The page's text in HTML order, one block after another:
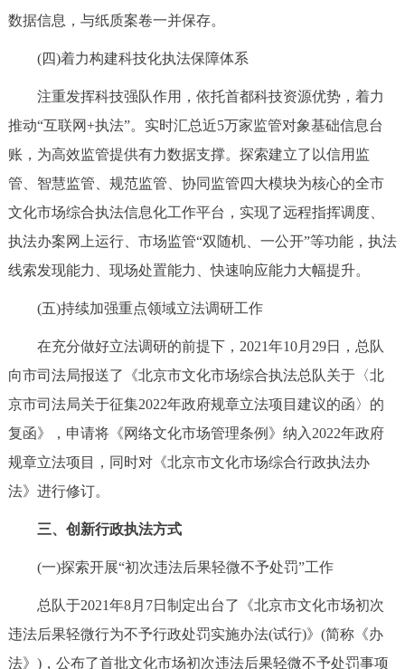
数据信息，与纸质案卷一并保存。
(四)着力构建科技化执法保障体系
注重发挥科技强队作用，依托首都科技资源优势，着力
推动“互联网+执法”。实时汇总近5万家监管对象基础信息台
账，为高效监管提供有力数据支撑。探索建立了以信用监
管、智慧监管、规范监管、协同监管四大模块为核心的全市
文化市场综合执法信息化工作平台，实现了远程指挥调度、
执法办案网上运行、市场监管“双随机、一公开”等功能，执法
线索发现能力、现场处置能力、快速响应能力大幅提升。
(五)持续加强重点领域立法调研工作
在充分做好立法调研的前提下，2021年10月29日，总队
向市司法局报送了《北京市文化市场综合执法总队关于〈北
京市司法局关于征集2022年政府规章立法项目建议的函〉的
复函》，申请将《网络文化市场管理条例》纳入2022年政府
规章立法项目，同时对《北京市文化市场综合行政执法办
法》进行修订。
三、创新行政执法方式
(一)探索开展“初次违法后果轻微不予处罚”工作
总队于2021年8月7日制定出台了《北京市文化市场初次
违法后果轻微行为不予行政处罚实施办法(试行)》(简称《办
法》)，公布了首批文化市场初次违法后果轻微不予处罚事项